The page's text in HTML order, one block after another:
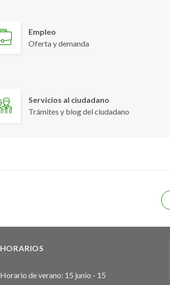
Empleo
Oferta y demanda
Servicios al ciudadano
Trámites y blog del ciudadano
HORARIOS
Horario de verano: 15 junio - 15